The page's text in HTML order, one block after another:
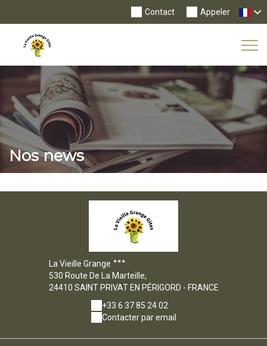
Appeler
Contact
Nos news
La Vieille Grange
530 Route De La Marteille,
24410 SAINT PRIVAT EN PÉRIGORD - FRANCE
+33 6 37 85 24 02
Contacter par email